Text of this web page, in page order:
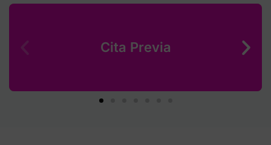
Cita Previa